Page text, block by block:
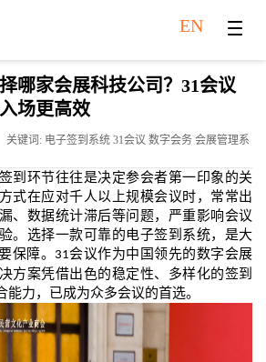
EN
哪家会展科技公司？31会议
场更高效
关键词: 电子签到系统 31会议 数字会务 会展管理系
到环节往往是决定参会者第一印象的关
式在应对千人以上规模会议时，常常出
、数据统计滞后等问题，严重影响会议
。选择一款可靠的电子签到系统， 是大
保障。 31会议作为中国领先的数字会展
方案凭借出色的稳定性、多样化的签到
能力，已成为众多会议的首选。